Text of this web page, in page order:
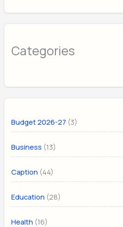
Categories
Budget 2026-27 (3)
Business (13)
Caption (44)
Education (28)
Health (16)